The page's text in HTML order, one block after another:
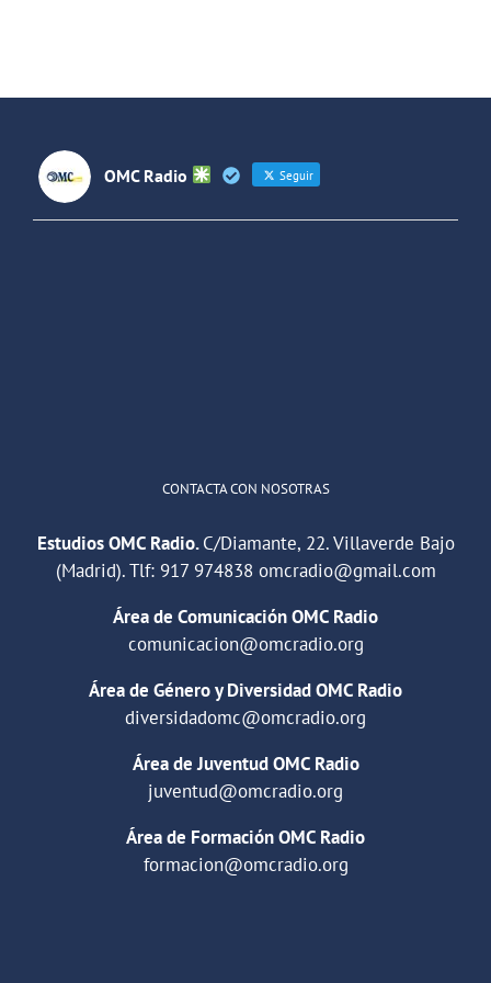
OMC Radio Seguir
CONTACTA CON NOSOTRAS
Estudios OMC Radio.C/Diamante, 22. Villaverde Bajo
(Madrid). Tlf: 917 974838 omcradio@gmail.com
Área de Comunicación OMC Radio
comunicacion@omcradio.org
Área de Género y Diversidad OMC Radio
diversidadomc@omcradio.org
Área de Juventud OMC Radio
juventud@omcradio.org
Área de Formación OMC Radio
formacion@omcradio.org